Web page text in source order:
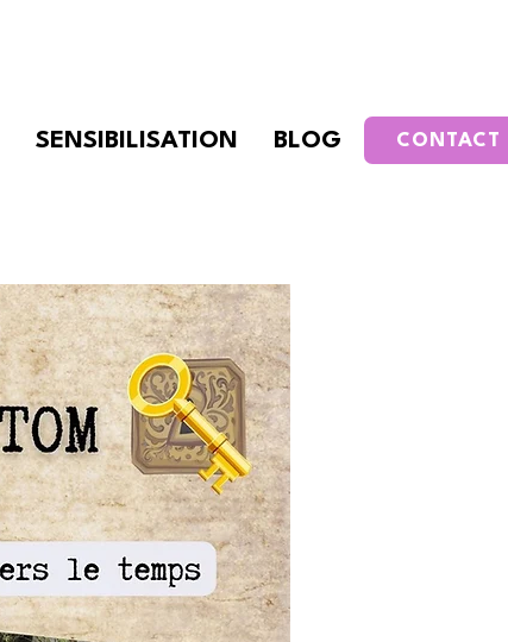
SENSIBILISATION BLOG CONTACT